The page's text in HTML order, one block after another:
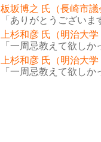
板坂博之 氏（長崎市
「ありがとうございま
上杉和彦 氏（明治大
「一周忌教えて欲し
上杉和彦 氏（明治大
「一周忌教えて欲し